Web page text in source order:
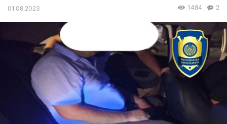
01.08.2023 2
1484